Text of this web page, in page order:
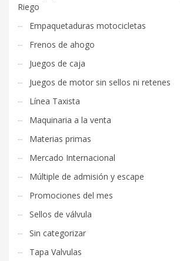
Riego
Empaquetaduras motocicletas
Frenos de ahogo
Juegos de caja
Juegos de motor sin sellos ni retenes
Línea Taxista
Maquinaria a la venta
Materias primas
Mercado Internacional
Múltiple de admisión y escape
Promociones del mes
Sellos de válvula
Sin categorizar
Tapa Valvulas